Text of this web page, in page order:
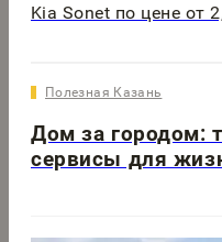
Kia Sonet по цене от
Полезная Казань
Дом за городом:
сервисы для